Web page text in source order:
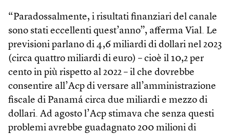
“Paradossalmente, i risultati finanziari del canale
sono stati eccellenti quest’anno”, afferma Vial. Le
previsioni parlano di 4,6 miliardi di dollari nel 2023
(circa quattro miliardi di euro) – cioè il 10,2 per
cento in più rispetto al 2022 – il che dovrebbe
consentire all’Acp di versare all’amministrazione
fiscale di Panamá circa due miliardi e mezzo di
dollari. Ad agosto l’Acp stimava che senza questi
problemi avrebbe guadagnato 200 milioni di